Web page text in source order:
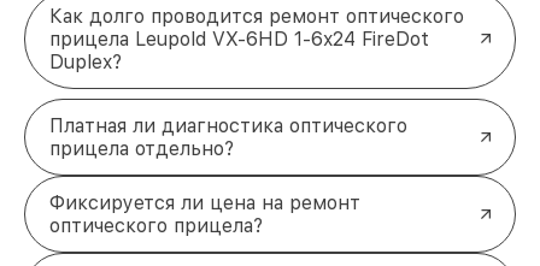
Как долго проводится ремонт оптического
прицела Leupold VX-6HD 1-6x24 FireDot
Duplex?
Платная ли диагностика оптического
прицела отдельно?
Фиксируется ли цена на ремонт
оптического прицела?